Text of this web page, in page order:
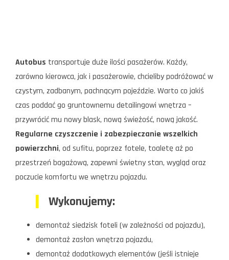
Autobus transportuje duże ilości pasażerów. Każdy,
zarówno kierowca, jak i pasażerowie, chcieliby podróżować w
czystym, zadbanym, pachnącym pojeździe. Warto co jakiś
czas poddać go gruntownemu detailingowi wnętrza –
przywrócić mu nowy blask, nową świeżość, nową jakość.
Regularne czyszczenie i zabezpieczanie wszelkich
powierzchni, od sufitu, poprzez fotele, toaletę aż po
przestrzeń bagażową, zapewni świetny stan, wygląd oraz
poczucie komfortu we wnętrzu pojazdu.
Wykonujemy:
demontaż siedzisk foteli (w zależności od pojazdu),
demontaż zasłon wnętrza pojazdu,
demontaż dodatkowych elementów (jeśli istnieje